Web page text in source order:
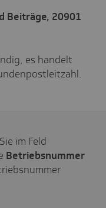
Beiträge, 20901
es handelt
im Feld
Betriebsnummer